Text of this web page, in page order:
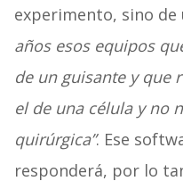
experimento, sino de
años esos equipos
de un guisante y que
el de una célula y no
quirúrgica”. Ese
responderá, por lo